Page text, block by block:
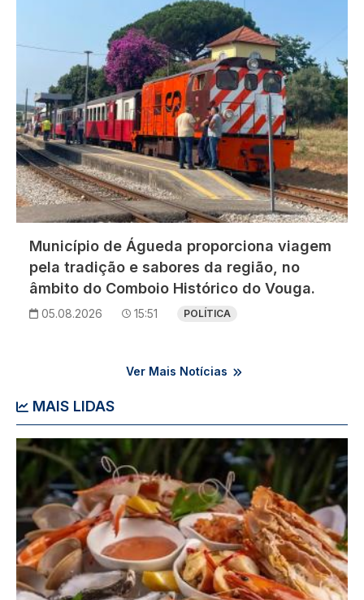
Município de Águeda proporciona viagem
pela tradição e sabores da região, no
âmbito do Comboio Histórico do Vouga.
05.08.2026 15:51 POLÍTICA
Ver Mais Notícias
MAIS LIDAS
Imagem